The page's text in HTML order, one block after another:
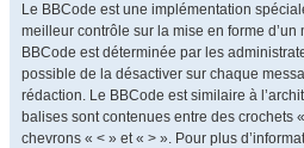
Le BBCode est une implémentation
meilleur contrôle sur la mise en forme d’un
BBCode est déterminée par les
possible de la désactiver sur chaque
rédaction. Le BBCode est similaire à
balises sont contenues entre des crochets
chevrons « < » et « > ». Pour plus